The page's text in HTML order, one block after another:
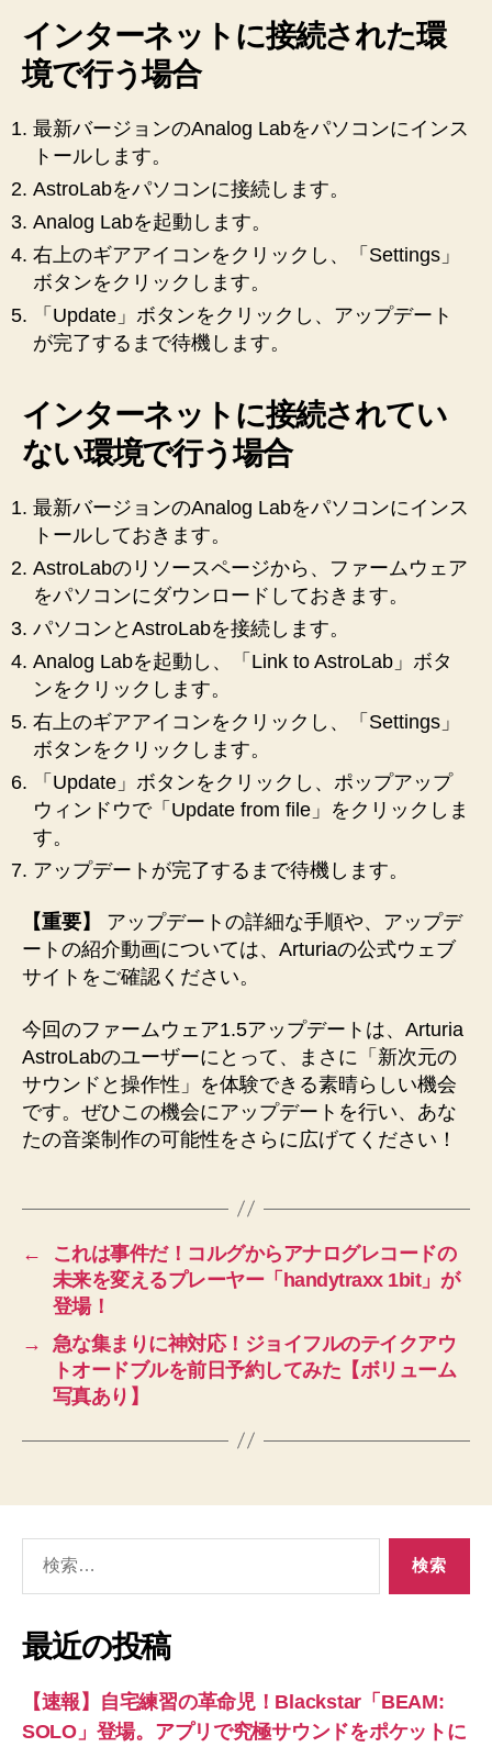
インターネットに接続された環
境で行う場合
最新バージョンのAnalog Labをパソコンにインス
トールします。
AstroLabをパソコンに接続します。
Analog Labを起動します。
右上のギアアイコンをクリックし、「Settings」
ボタンをクリックします。
「Update」ボタンをクリックし、アップデート
が完了するまで待機します。
インターネットに接続されてい
ない環境で行う場合
最新バージョンのAnalog Labをパソコンにインス
トールしておきます。
AstroLabのリソースページから、ファームウェア
をパソコンにダウンロードしておきます。
パソコンとAstroLabを接続します。
Analog Labを起動し、「Link to AstroLab」ボタ
ンをクリックします。
右上のギアアイコンをクリックし、「Settings」
ボタンをクリックします。
「Update」ボタンをクリックし、ポップアップ
ウィンドウで「Update from file」をクリックしま
す。
アップデートが完了するまで待機します。
【重要】
アップデートの詳細な手順や、アップデ
ートの紹介動画については、Arturiaの公式ウェブ
サイトをご確認ください。
今回のファームウェア1.5アップデートは、Arturia
AstroLabのユーザーにとって、まさに「新次元の
サウンドと操作性」を体験できる素晴らしい機会
です。ぜひこの機会にアップデートを行い、あな
たの音楽制作の可能性をさらに広げてください！
←
これは事件だ！コルグからアナログレコードの
未来を変えるプレーヤー「handytraxx 1bit」が
登場！
→
急な集まりに神対応！ジョイフルのテイクアウ
トオードブルを前日予約してみた【ボリューム
写真あり】
象:
最近の投稿
【速報】自宅練習の革命児！Blackstar「BEAM:
SOLO」登場。アプリで究極サウンドをポケットに